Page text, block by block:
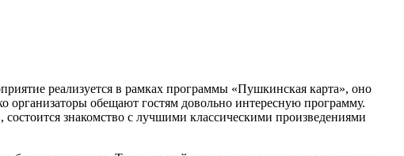
реализуется в рамках программы «Пушкинская карта», оно
организаторы обещают гостям довольно интересную программу.
знакомство с лучшими классическими произведениями